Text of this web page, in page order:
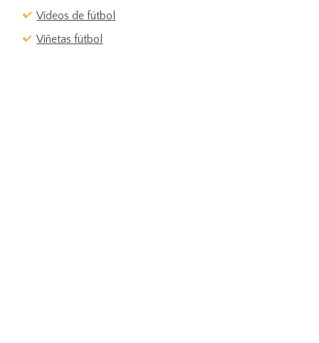
Vídeos de fútbol
Viñetas fútbol